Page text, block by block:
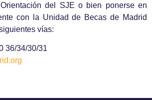
del SJE o bien ponerse en
con la Unidad de Becas de Madrid
vías:
36/34/30/31